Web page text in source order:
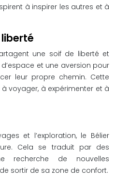
à inspirer les autres et à
une soif de liberté et
et une aversion pour
leur propre chemin. Cette
voyager, à expérimenter et à
et l’exploration, le Bélier
Cela se traduit par des
recherche de nouvelles
sortir de sa zone de confort.